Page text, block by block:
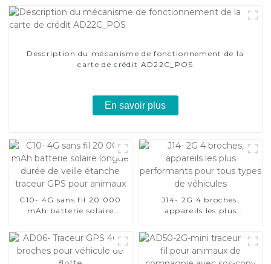
Description du mécanisme de fonctionnement de la
carte de crédit AD22C_POS
En savoir plus
C10- 4G sans fil 20 000
mAh batterie solaire
étanche traceur GPS pour
animaux
J14- 2G 4 broches,
appareils les plus